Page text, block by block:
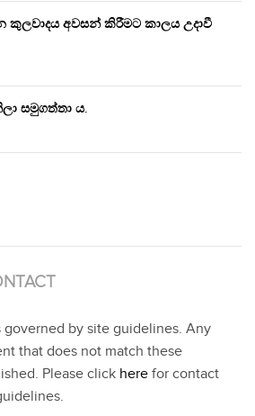
කුලවාදය අවසන් කිරීමට කාලය උදාවී
සමුගත්තා ය.
by site guidelines. Any
that does not match these
Please click here for contact